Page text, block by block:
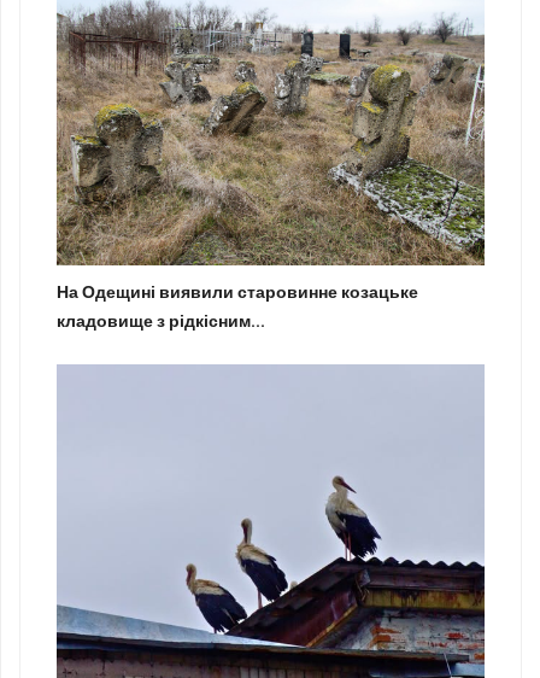
На Одещині виявили старовинне козацьке
кладовище з рідкісним...